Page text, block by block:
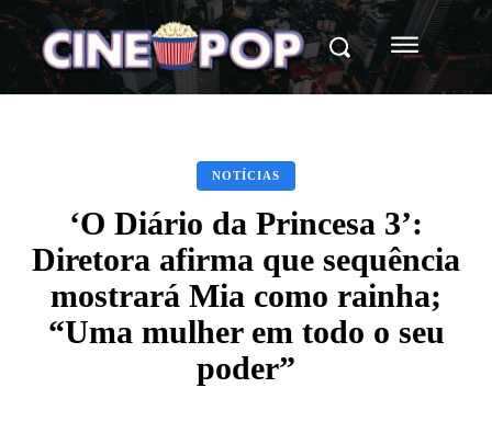
NOTÍCIAS
‘O Diário da Princesa 3’:
Diretora afirma que sequência
mostrará Mia como rainha;
“Uma mulher em todo o seu
poder”